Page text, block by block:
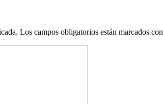
Los campos obligatorios están marcados con